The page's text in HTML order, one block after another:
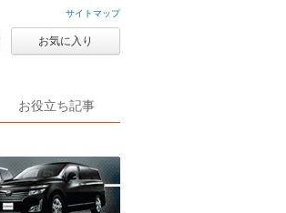
サイトマップ
お気に入り
お役立ち記事